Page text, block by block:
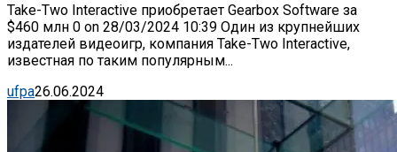
Take-Two Interactive приобретает Gearbox Software за
$460 млн 0 on 28/03/2024 10:39 Один из крупнейших
издателей видеоигр, компания Take-Two Interactive,
известная по таким популярным...
ufpa26.06.2024